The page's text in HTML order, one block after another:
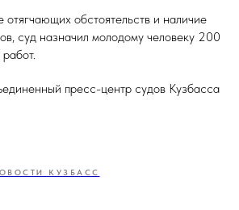
отягчающих обстоятельств и наличие
суд назначил молодому человеку 200
пресс-центр судов Кузбасса
КУЗБАСС